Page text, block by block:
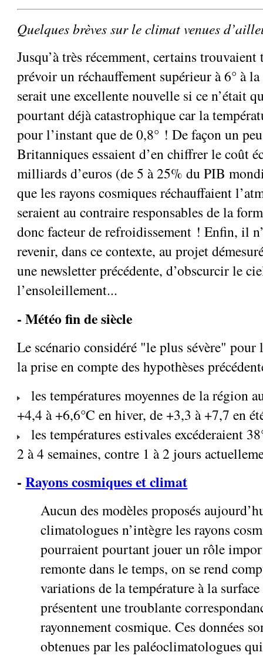
Quelques brèves sur le climat venues
Jusqu’à très récemment, certains trouvaient
prévoir un réchauffement supérieur à 6° à
serait une excellente nouvelle si ce n’était
pourtant déjà catastrophique car la
pour l’instant que de 0,8° ! De façon un
Britanniques essaient d’en chiffrer le coût
milliards d’euros (de 5 à 25% du PIB
que les rayons cosmiques réchauffaient
seraient au contraire responsables de la
donc facteur de refroidissement ! Enfin, il
revenir, dans ce contexte, au projet
une newsletter précédente, d’obscurcir le
l’ensoleillement...
- Météo fin de siècle
Le scénario considéré "le plus sévère" pour
la prise en compte des hypothèses
les températures moyennes de la région
+4,4 à +6,6°C en hiver, de +3,3 à +7,7 en
les températures estivales excéderaient
2 à 4 semaines, contre 1 à 2 jours
-Rayons cosmiques et climat
Aucun des modèles proposés
climatologues n’intègre les rayons
pourraient pourtant jouer un rôle
remonte dans le temps, on se rend
variations de la température à la
présentent une troublante
rayonnement cosmique. Ces données
obtenues par les paléoclimatologues